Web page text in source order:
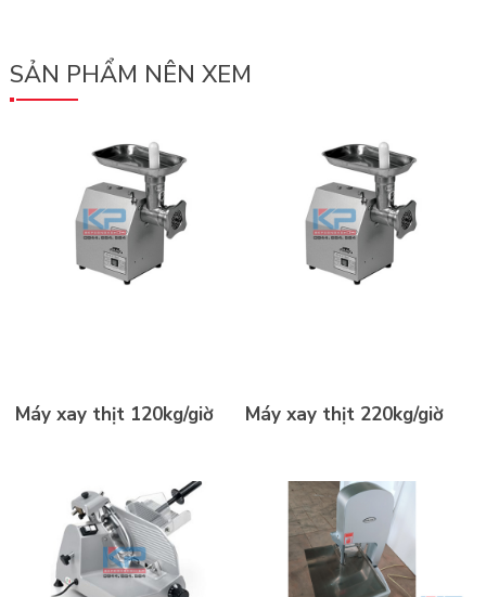
SẢN PHẨM NÊN XEM
Máy xay thịt 120kg/giờ Máy xay thịt 220kg/giờ